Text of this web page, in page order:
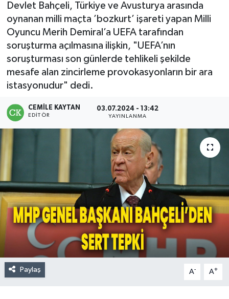
Devlet Bahçeli, Türkiye ve Avusturya arasında
oynanan milli maçta ’bozkurt’ işareti yapan Milli
Oyuncu Merih Demiral’a UEFA tarafından
soruşturma açılmasına ilişkin, "UEFA’nın
soruşturması son günlerde tehlikeli şekilde
mesafe alan zincirleme provokasyonların bir ara
istasyonudur" dedi.
CEMILE KAYTAN
EDITÖR
03.07.2024 - 13:42
YAYINLANMA
Paylaş A- A+